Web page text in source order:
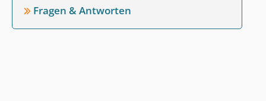
Fragen & Antworten